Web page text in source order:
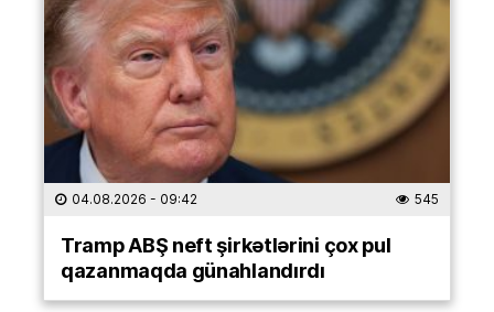
04.08.2026 - 09:42 545
Tramp ABŞ neft şirkətlərini çox pul
qazanmaqda günahlandırdı